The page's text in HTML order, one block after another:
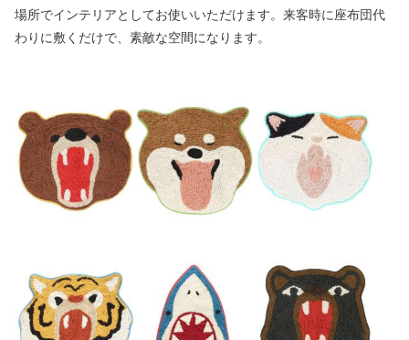
場所でインテリアとしてお使いいただけます。来客時に座布団代
わりに敷くだけで、素敵な空間になります。